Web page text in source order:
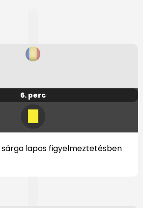
6. perc
sárga lapos figyelmeztetésben